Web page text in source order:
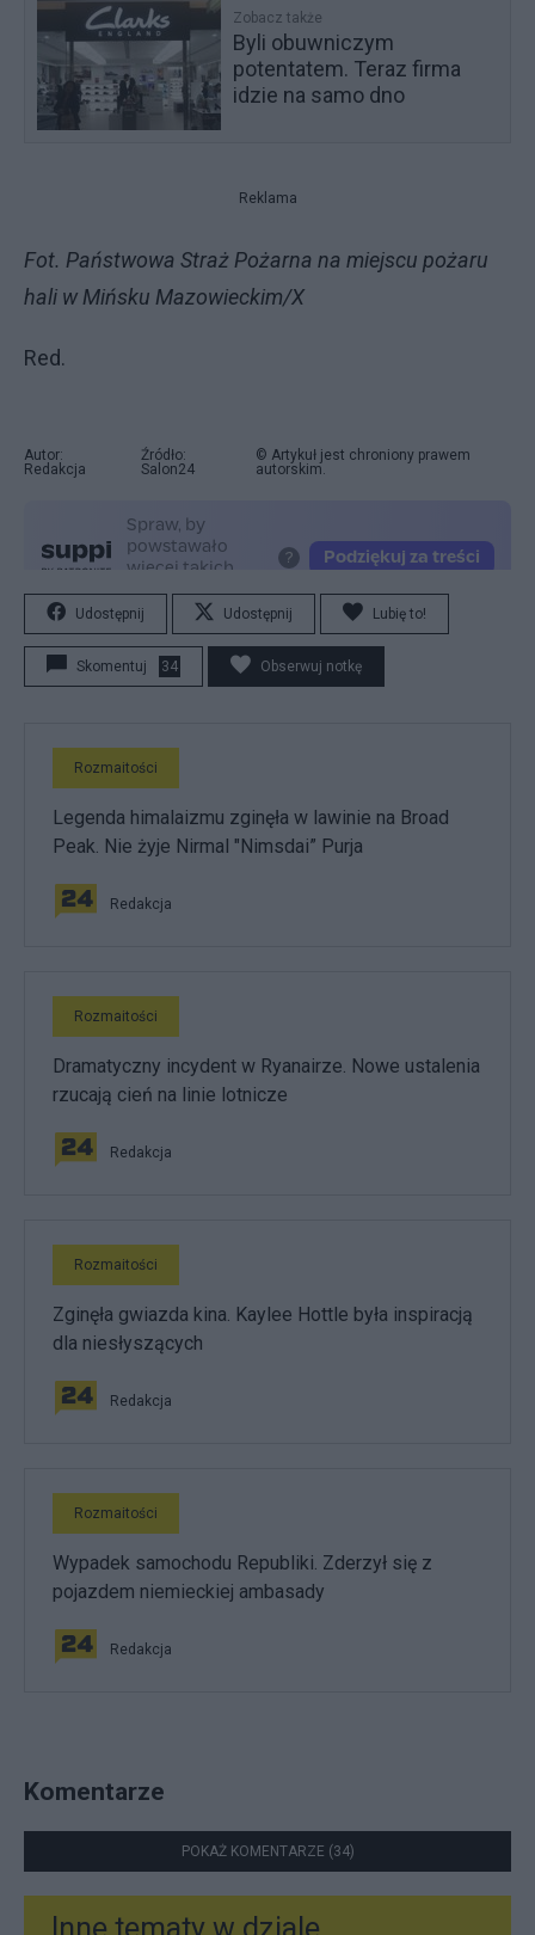
Zobacz także
Byli obuwniczym
potentatem. Teraz firma
idzie na samo dno
Reklama
Fot. Państwowa Straż Pożarna na miejscu pożaru
hali w Mińsku Mazowieckim/X
Red.
Autor:
Redakcja
Źródło:
Salon24
© Artykuł jest chroniony prawem
autorskim.
Udostępnij Udostępnij Lubię to!
Skomentuj 34 Obserwuj notkę
Rozmaitości
Legenda himalaizmu zginęła w lawinie na Broad
Peak. Nie żyje Nirmal "Nimsdai” Purja
Redakcja
Rozmaitości
Dramatyczny incydent w Ryanairze. Nowe ustalenia
rzucają cień na linie lotnicze
Redakcja
Rozmaitości
Zginęła gwiazda kina. Kaylee Hottle była inspiracją
dla niesłyszących
Redakcja
Rozmaitości
Wypadek samochodu Republiki. Zderzył się z
pojazdem niemieckiej ambasady
Redakcja
Komentarze
POKAŻ KOMENTARZE (34)
Inne tematy w dziale